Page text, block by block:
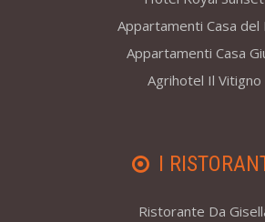
Appartamenti Casa del
Appartamenti Casa
Agrihotel Il Vitigno
I
Ristorante Da